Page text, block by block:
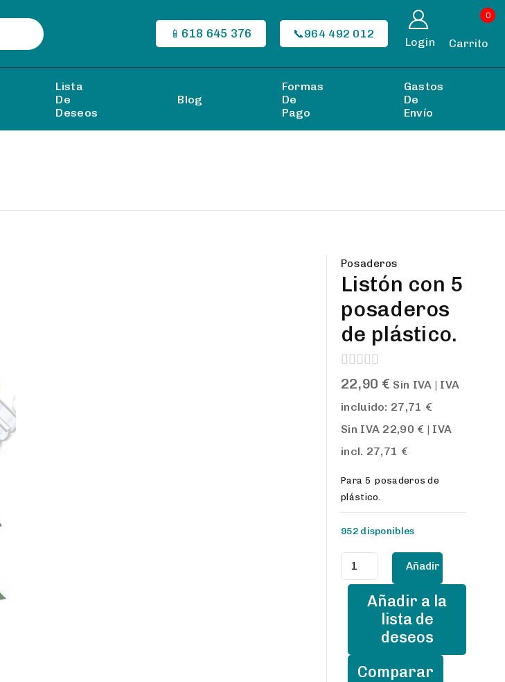
📱618 645 376 📞964 492 012
Login
0
Carrito
Lista
De
Deseos
Blog
Formas
De
Pago
Gastos
De
Envío
Posaderos
Listón con 5
posaderos
de plástico.
0
out
of
22,90 € Sin IVA | IVA
incluido: 27,71 €
Sin IVA 22,90 € | IVA
incl. 27,71 €
Para 5 posaderos de
plástico.
952 disponibles
Listón
con
posaderos
plástico.
cantidad
Añadir
carrito
Añadir a la
lista de
deseos
Comparar